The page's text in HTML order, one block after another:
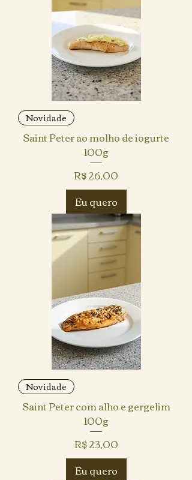
Novidade
Saint Peter ao molho de iogurte
100g
Preço
R$ 26,00
Eu quero
Novidade
Saint Peter com alho e gergelim
100g
Preço
R$ 23,00
Eu quero